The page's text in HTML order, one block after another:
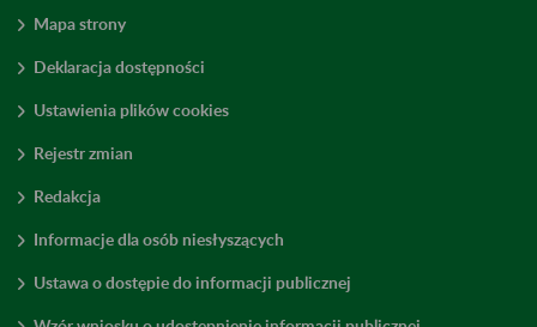
Mapa strony
Deklaracja dostępności
Ustawienia plików cookies
Rejestr zmian
Redakcja
Informacje dla osób niesłyszących
Ustawa o dostępie do informacji publicznej